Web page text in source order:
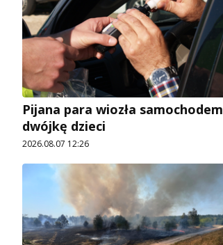
Pijana para wiozła samochodem
dwójkę dzieci
2026.08.07 12:26